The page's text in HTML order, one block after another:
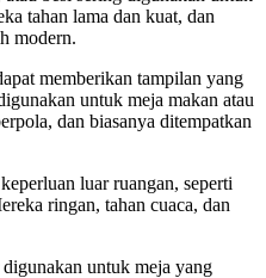
tahan lama dan kuat, dan
modern.
memberikan tampilan yang
untuk meja makan atau
dan biasanya ditempatkan
luar ruangan, seperti
ringan, tahan cuaca, dan
untuk meja yang